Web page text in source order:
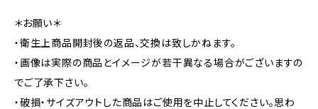
＊お願い＊
・衛生上商品開封後の返品、交換は致しかねます。
・画像は実際の商品とイメージが若干異なる場合がございますの
でご了承下さい。
・破損・サイズアウトした商品はご使用を中止してください。思わ